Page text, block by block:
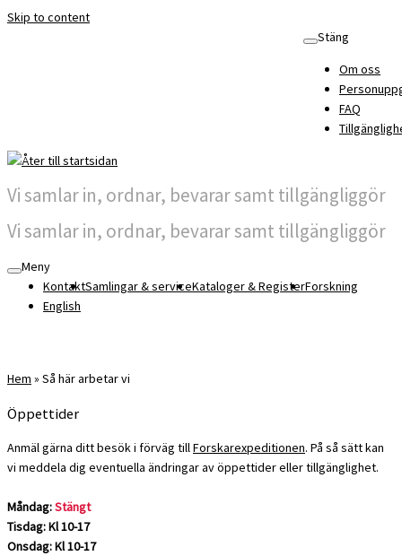
Skip to content
Stäng
Om oss
FAQ
Vi samlar in, ordnar, bevarar samt tillgängliggör
Vi samlar in, ordnar, bevarar samt tillgängliggör
Meny
KontaktSamlingar & serviceKataloger & RegisterForskning
English
Hem » Så här arbetar vi
Öppettider
Anmäl gärna ditt besök i förväg tillForskarexpeditionen. På så sätt kan
vi meddela dig eventuella ändringar av öppettider eller tillgänglighet.
Måndag:Stängt
Tisdag: Kl 10-17
Onsdag: Kl 10-17